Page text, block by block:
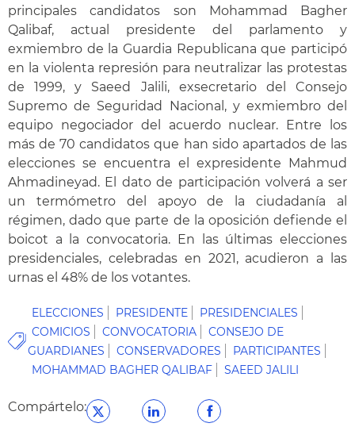
principales candidatos son Mohammad Bagher
Qalibaf, actual presidente del parlamento y
exmiembro de la Guardia Republicana que participó
en la violenta represión para neutralizar las protestas
de 1999, y Saeed Jalili, exsecretario del Consejo
Supremo de Seguridad Nacional, y exmiembro del
equipo negociador del acuerdo nuclear. Entre los
más de 70 candidatos que han sido apartados de las
elecciones se encuentra el expresidente Mahmud
Ahmadineyad. El dato de participación volverá a ser
un termómetro del apoyo de la ciudadanía al
régimen, dado que parte de la oposición defiende el
boicot a la convocatoria. En las últimas elecciones
presidenciales, celebradas en 2021, acudieron a las
urnas el 48% de los votantes.
ELECCIONES PRESIDENTE
PRESIDENCIALES
COMICIOS
CONVOCATORIA
CONSEJO DE
GUARDIANES
CONSERVADORES
PARTICIPANTES
MOHAMMAD BAGHER QALIBAF
SAEED JALILI
Compártelo: